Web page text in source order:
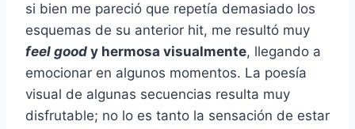
si bien me pareció que repetía demasiado los
esquemas de su anterior hit, me resultó muy
feel good y hermosa visualmente, llegando a
emocionar en algunos momentos. La poesía
visual de algunas secuencias resulta muy
disfrutable; no lo es tanto la sensación de estar